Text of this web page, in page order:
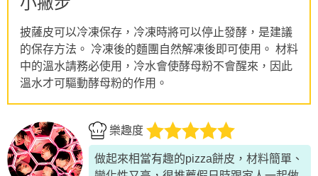
披薩皮可以冷凍保存，冷凍時將可以停止發酵，是建議
的保存方法。 冷凍後的麵團自然解凍後即可使用。 材料
中的溫水請務必使用，冷水會使酵母粉不會醒來，因此
溫水才可驅動酵母粉的作用。
樂趣度
做起來相當有趣的pizza餅皮，材料簡單、